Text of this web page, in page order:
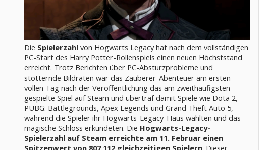
Die Spielerzahlvon Hogwarts Legacy hat nach dem vollständigen
PC-Start des Harry Potter-Rollenspiels einen neuen Höchststand
erreicht. Trotz Berichten über PC-Absturzprobleme und
stotternde Bildraten war das Zauberer-Abenteuer am ersten
vollen Tag nach der Veröffentlichung das am zweithäufigsten
gespielte Spiel auf Steam und übertraf damit Spiele wie Dota 2,
PUBG: Battlegrounds, Apex Legends und Grand Theft Auto 5,
während die Spieler ihr Hogwarts-Legacy-Haus wählten und das
magische Schloss erkundeten. Die Hogwarts-Legacy-
Spielerzahl auf Steam erreichte am 11. Februar einen